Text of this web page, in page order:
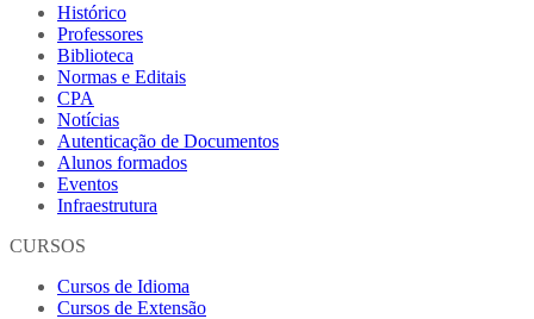
Histórico
Professores
Biblioteca
Normas e Editais
CPA
Notícias
Autenticação de Documentos
Alunos formados
Eventos
Infraestrutura
CURSOS
Cursos de Idioma
Cursos de Extensão